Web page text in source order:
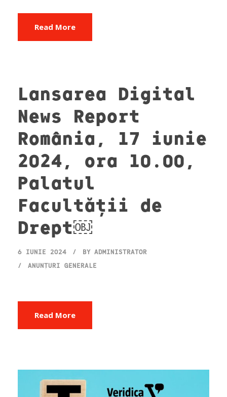
Read More
Lansarea Digital
News Report
România, 17 iunie
2024, ora 10.00,
Palatul
Facultății de
Drept￼
6 IUNIE 2024 BY ADMINISTRATOR
ANUNȚURI GENERALE
Read More